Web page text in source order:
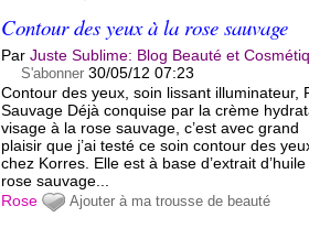
Contour des yeux à la rose sauvage
ParJuste Sublime: Blog Beauté et
S'abonner 30/05/12 07:23
Contour des yeux, soin lissant illuminateur,
Sauvage Déjà conquise par la crème
visage à la rose sauvage, c’est avec grand
plaisir que j’ai testé ce soin contour des
chez Korres. Elle est à base d’extrait
rose sauvage...
Rose
Ajouter à ma trousse de beauté